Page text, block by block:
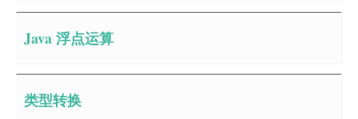
Java 浮点运算
类型转换